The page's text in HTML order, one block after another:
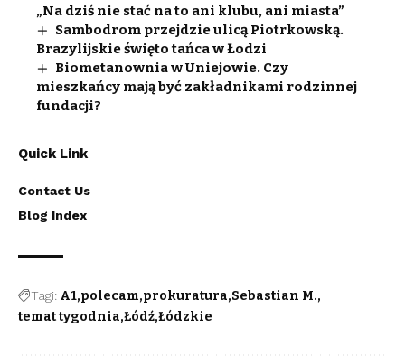
„Na dziś nie stać na to ani klubu, ani miasta”
Sambodrom przejdzie ulicą Piotrkowską.
Brazylijskie święto tańca w Łodzi
Biometanownia w Uniejowie. Czy
mieszkańcy mają być zakładnikami rodzinnej
fundacji?
Quick Link
Contact Us
Blog Index
Tagi: A1 polecam prokuratura Sebastian M.
temat tygodnia Łódź Łódzkie